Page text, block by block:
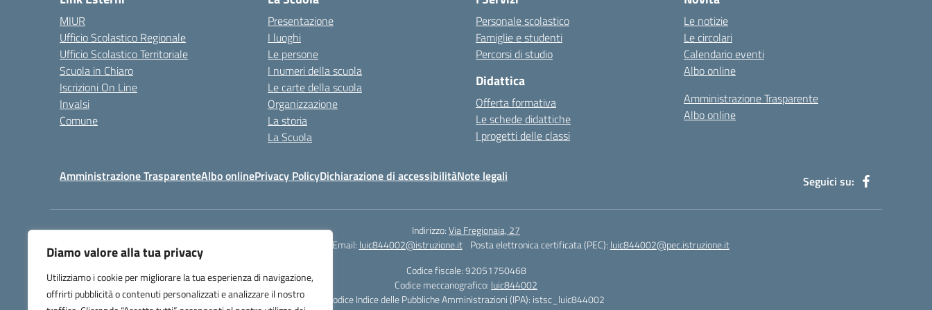
Diamo valore alla tua privacy
Utilizziamo i cookie per migliorare la tua esperienza di navigazione,
offrirti pubblicità o contenuti personalizzati e analizzare il nostro
MIUR
Ufficio Scolastico Regionale
Ufficio Scolastico Territoriale
Scuola in Chiaro
Iscrizioni On Line
Invalsi
Comune
Presentazione
I luoghi
Le persone
I numeri della scuola
Le carte della scuola
Organizzazione
La storia
La Scuola
Personale scolastico
Famiglie e studenti
Percorsi di studio
Didattica
Offerta formativa
Le schede didattiche
I progetti delle classi
Le notizie
Le circolari
Calendario eventi
Albo online
Amministrazione Trasparente
Albo online
Amministrazione TrasparenteAlbo onlinePrivacy PolicyDichiarazione di accessibilitàNote legali Seguici su:
Indirizzo:Via Fregionaia, 27
Email: luic844002@istruzione.it Posta elettronica certificata (PEC): luic844002@pec.istruzione.it
Codice fiscale: 92051750468
Codice meccanografico: luic844002
Codice Indice delle Pubbliche Amministrazioni (IPA): istsc_luic844002